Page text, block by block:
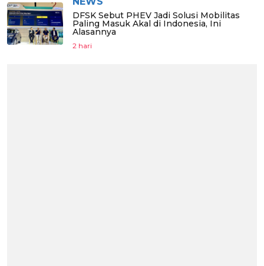
DFSK Sebut PHEV Jadi Solusi Mobilitas
Paling Masuk Akal di Indonesia, Ini
Alasannya
2 hari